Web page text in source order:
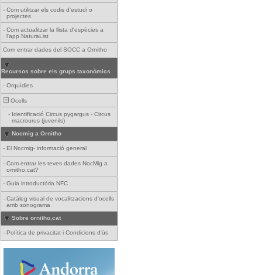
- Com utilitzar els codis d'estudi o
projectes
- Com actualitzar la llista d'espècies a
l'app NaturaList
Com entrar dades del SOCC a Ornitho
Recursos sobre els grups taxonòmics
- Orquídies
Ocells
- Identificació Circus pygargus - Circus
macrourus (juvenils)
Nocmig a Ornitho
- El Nocmig- informació general
- Com entrar les teves dades NocMig a
ornitho.cat?
- Guia introductòria NFC
- Catàleg visual de vocalitzacions d'ocells
amb sonograma
Sobre ornitho.cat
- Política de privacitat i Condicions d'ús